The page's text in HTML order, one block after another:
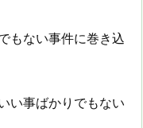
もない事件に巻き込
い事ばかりでもない